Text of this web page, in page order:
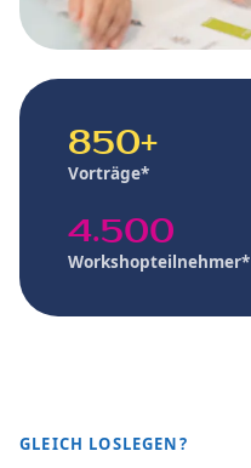
850+
Vorträge*
4.500
Workshopteilnehmer*
GLEICH LOSLEGEN?